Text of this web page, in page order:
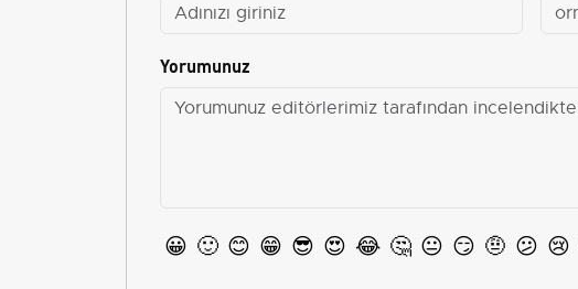
Yorumunuz
😀 🙂 😊 😁 😎 😍 😂 🤔 😐 😏 🤨 😕 😢